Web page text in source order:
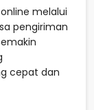
melalui
pengiriman
cepat dan